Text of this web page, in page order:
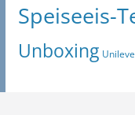
Speiseeis-
Unboxing